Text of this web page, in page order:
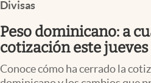
Espiritual
Streaming
Divisas
Peso dominicano: a
cotización este jueves
Conoce cómo ha cerrado la